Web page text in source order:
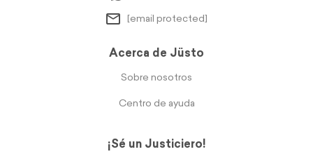
[email protected]
Acerca de Jüsto
Sobre nosotros
Centro de ayuda
¡Sé un Justiciero!